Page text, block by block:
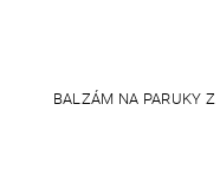
BALZÁM NA PARUKY